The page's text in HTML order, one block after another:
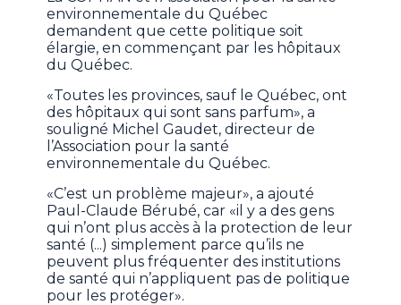
environnementale du Québec
demandent que cette politique soit
élargie, en commençant par les hôpitaux
du Québec.
«Toutes les provinces, sauf le Québec, ont
des hôpitaux qui sont sans parfum», a
souligné Michel Gaudet, directeur de
l’Association pour la santé
environnementale du Québec.
«C’est un problème majeur», a ajouté
Paul-Claude Bérubé, car «il y a des gens
qui n’ont plus accès à la protection de leur
santé (...) simplement parce qu’ils ne
peuvent plus fréquenter des institutions
de santé qui n’appliquent pas de politique
pour les protéger».